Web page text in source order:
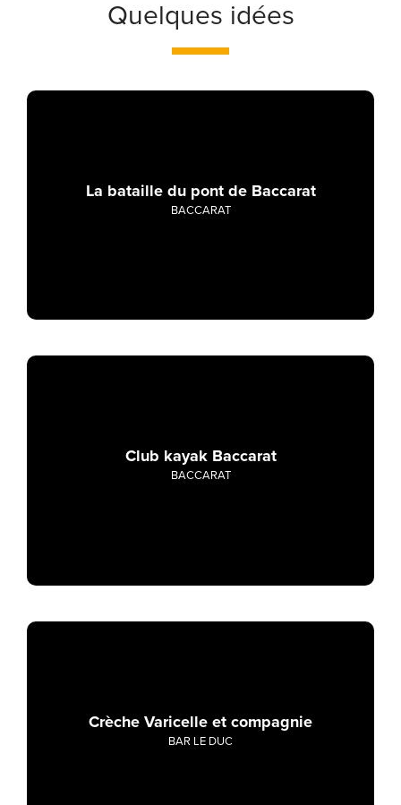
Quelques idées
La bataille du pont de Baccarat
BACCARAT
Club kayak Baccarat
BACCARAT
Crèche Varicelle et compagnie
BAR LE DUC